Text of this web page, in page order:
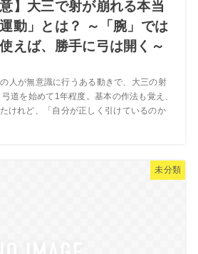
】大三で射が崩れる本当
動」とは？ ～「腕」では
えば、勝手に弓は開く～
人が無意識に行うある動きで、大三の射
道を始めて1年程度。基本の作法も覚え、
けれど、「自分が正しく引けているのか
未分類